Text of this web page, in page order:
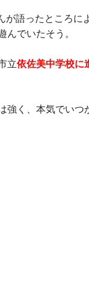
語ったところに
でいたそう。
立依佐美中学校に
強く、本気でいつ